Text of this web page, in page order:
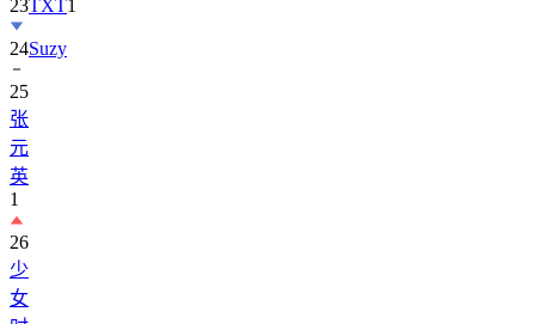
24Suzy
25
张
元
英
1
26
少
女
时
代